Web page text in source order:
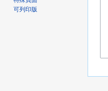
可列印版